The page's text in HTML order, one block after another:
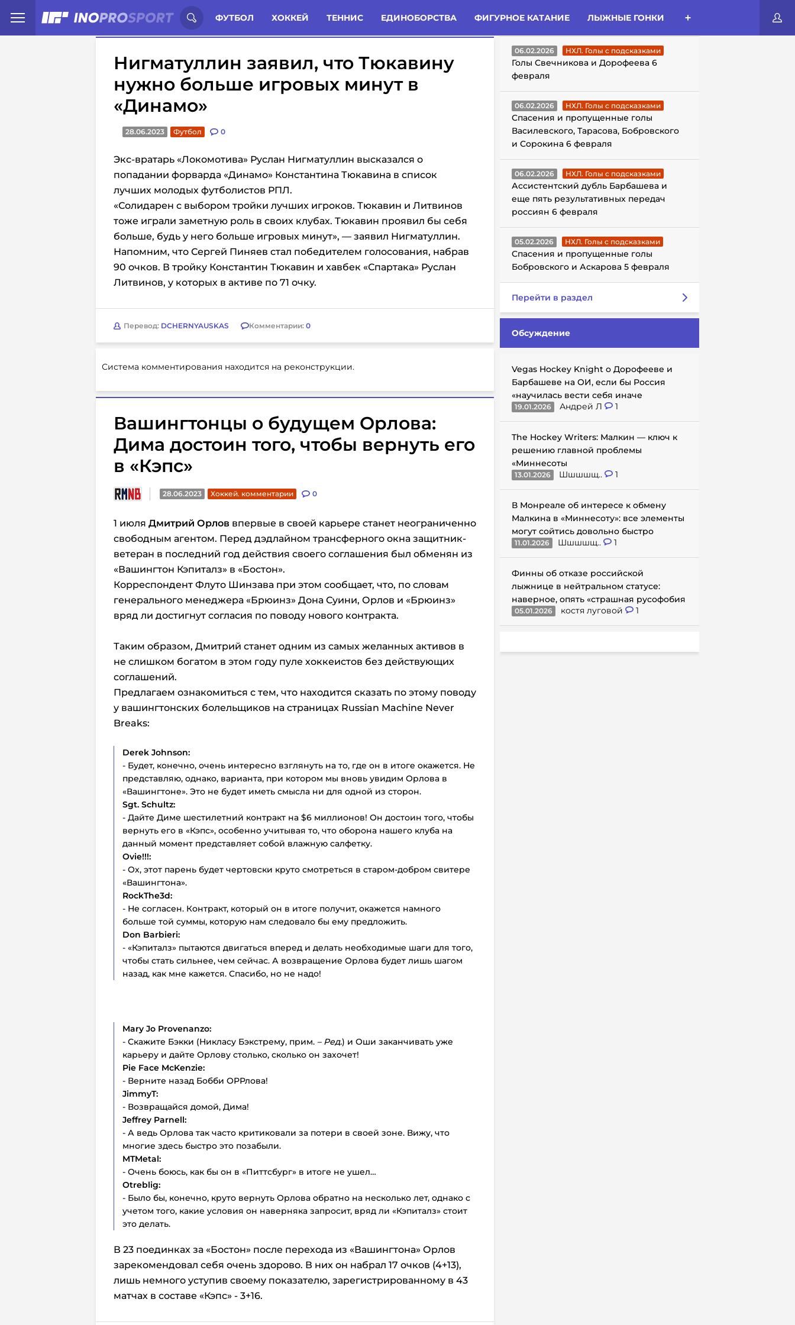
ФУТБОЛ ХОККЕЙ ТЕННИС ЕДИНОБОРСТВА ФИГУРНОЕ КАТАНИЕ ЛЫЖНЫЕ ГОНКИ
Иностранцы о спорте России: Статьи Комменты Новости
Нигматуллин заявил, что Тюкавину
нужно больше игровых минут в
«Динамо»
28.06.2023 Футбол 0
Экс-вратарь «Локомотива» Руслан Нигматуллин высказался о
попадании форварда «Динамо» Константина Тюкавина в список
лучших молодых футболистов РПЛ.
«Солидарен с выбором тройки лучших игроков. Тюкавин и Литвинов
тоже играли заметную роль в своих клубах. Тюкавин проявил бы себя
больше, будь у него больше игровых минут», — заявил Нигматуллин.
Напомним, что Сергей Пиняев стал победителем голосования, набрав
90 очков. В тройку Константин Тюкавин и хавбек «Спартака» Руслан
Литвинов, у которых в активе по 71 очку.
Перевод: DCHERNYAUSKAS Комментарии: 0
Система комментирования находится на реконструкции.
Вашингтонцы о будущем Орлова:
Дима достоин того, чтобы вернуть его
в «Кэпс»
28.06.2023 Хоккей. комментарии 0
1 июля Дмитрий Орлов впервые в своей карьере станет неограниченно
свободным агентом. Перед дэдлайном трансферного окна защитник-
ветеран в последний год действия своего соглашения был обменян из
«Вашингтон Кэпиталз» в «Бостон».
Корреспондент Флуто Шинзава при этом сообщает, что, по словам
генерального менеджера «Брюинз» Дона Суини, Орлов и «Брюинз»
вряд ли достигнут согласия по поводу нового контракта.
Таким образом, Дмитрий станет одним из самых желанных активов в
не слишком богатом в этом году пуле хоккеистов без действующих
соглашений.
Предлагаем ознакомиться с тем, что находится сказать по этому поводу
у вашингтонских болельщиков на страницах Russian Machine Never
Breaks:
Derek Johnson:
- Будет, конечно, очень интересно взглянуть на то, где он в итоге окажется. Не
представляю, однако, варианта, при котором мы вновь увидим Орлова в
«Вашингтоне». Это не будет иметь смысла ни для одной из сторон.
Sgt. Schultz:
- Дайте Диме шестилетний контракт на $6 миллионов! Он достоин того, чтобы
вернуть его в «Кэпс», особенно учитывая то, что оборона нашего клуба на
данный момент представляет собой влажную салфетку.
Ovie!!!:
- Ох, этот парень будет чертовски круто смотреться в старом-добром свитере
«Вашингтона».
RockThe3d:
- Не согласен. Контракт, который он в итоге получит, окажется намного
больше той суммы, которую нам следовало бы ему предложить.
Don Barbieri:
- «Кэпиталз» пытаются двигаться вперед и делать необходимые шаги для того,
чтобы стать сильнее, чем сейчас. А возвращение Орлова будет лишь шагом
назад, как мне кажется. Спасибо, но не надо!
Mary Jo Provenanzo:
- Скажите Бэкки (Никласу Бэкстрему, прим. – Ред.) и Оши заканчивать уже
карьеру и дайте Орлову столько, сколько он захочет!
Pie Face McKenzie:
- Верните назад Бобби ОРРлова!
JimmyT:
- Возвращайся домой, Дима!
Jeffrey Parnell:
- А ведь Орлова так часто критиковали за потери в своей зоне. Вижу, что
многие здесь быстро это позабыли.
MTMetal:
- Очень боюсь, как бы он в «Питтсбург» в итоге не ушел…
Otreblig:
- Было бы, конечно, круто вернуть Орлова обратно на несколько лет, однако с
учетом того, какие условия он наверняка запросит, вряд ли «Кэпиталз» стоит
это делать.
В 23 поединках за «Бостон» после перехода из «Вашингтона» Орлов
зарекомендовал себя очень здорово. В них он набрал 17 очков (4+13),
лишь немного уступив своему показателю, зарегистрированному в 43
матчах в составе «Кэпс» - 3+16.
ГОЛЫ С ПОДСКАЗКАМИ
06.02.2026 НХЛ. Голы с подсказками
Голы Свечникова и Дорофеева 6
февраля
06.02.2026 НХЛ. Голы с подсказками
Спасения и пропущенные голы
Василевского, Тарасова, Бобровского
и Сорокина 6 февраля
06.02.2026 НХЛ. Голы с подсказками
Ассистентский дубль Барбашева и
еще пять результативных передач
россиян 6 февраля
05.02.2026 НХЛ. Голы с подсказками
Спасения и пропущенные голы
Бобровского и Аскарова 5 февраля
Перейти в раздел
Обсуждение
Vegas Hockey Knight о Дорофееве и
Барбашеве на ОИ, если бы Россия
«научилась вести себя иначе
19.01.2026 Андрей Л 1
The Hockey Writers: Малкин — ключ к
решению главной проблемы
«Миннесоты
13.01.2026 Шшшшщ.. 1
В Монреале об интересе к обмену
Малкина в «Миннесоту»: все элементы
могут сойтись довольно быстро
11.01.2026 Шшшшщ.. 1
Финны об отказе российской
лыжнице в нейтральном статусе:
наверное, опять «страшная русофобия
05.01.2026 костя луговой 1